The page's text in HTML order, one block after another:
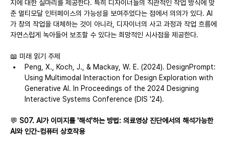
지에 대한 실마리를 제공한다. 특히 디자이너들의 직관적인 작업 방식에 맞
춘 멀티모달 인터페이스의 가능성을 보여주었다는 점에서 의의가 있다. AI
가 창의 작업을 대체하는 것이 아니라, 디자이너의 사고 과정과 작업 흐름에
자연스럽게 녹아들어 보조할 수 있다는 희망적인 시사점을 제공한다.
📖 미래 읽기 주제
Peng, X., Koch, J., & Mackay, W. E. (2024). DesignPrompt:
Using Multimodal Interaction for Design Exploration with
Generative AI. In Proceedings of the 2024 Designing
Interactive Systems Conference (DIS '24).
💬 S07. AI가 이미지를 '해석'하는 방법: 의료영상 진단에서의 해석가능한
AI와 인간-컴퓨터 상호작용